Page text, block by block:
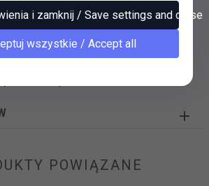
cienkim papierem, odznacza się dużą
samoistnie likwiduje pęcherzyki powietrza
którą smarujemy klejem - dzięki temu
można stosować rzadki klej i
wcześniejsze namaczanie.
POWIĄZANE
Zapisz ustawienia i zamknij / Save settings and close
wszystkie / Accept all